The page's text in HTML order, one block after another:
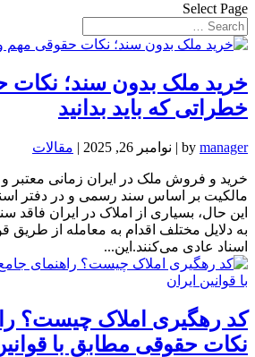
Select Page
خرید ملک بدون سند؛ نکات
خطراتی که باید بدانید
by manager
| نوامبر 26, 2025 | مقالات
خرید و فروش ملک در ایران زمانی معتبر
مالکیت بر اساس سند رسمی و در دفتر
این حال، بسیاری از املاک در ایران فاقد
به دلایل مختلف اقدام به معامله از طریق
اسناد عادی می‌کنند.این...
کد رهگیری املاک چیست؟
نکات حقوقی مطابق با